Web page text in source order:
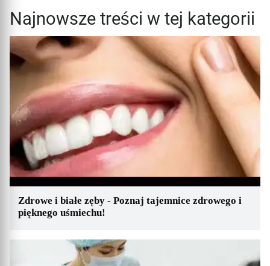
Najnowsze treści w tej kategorii
Zdrowe i białe zęby - Poznaj tajemnice zdrowego i
pięknego uśmiechu!